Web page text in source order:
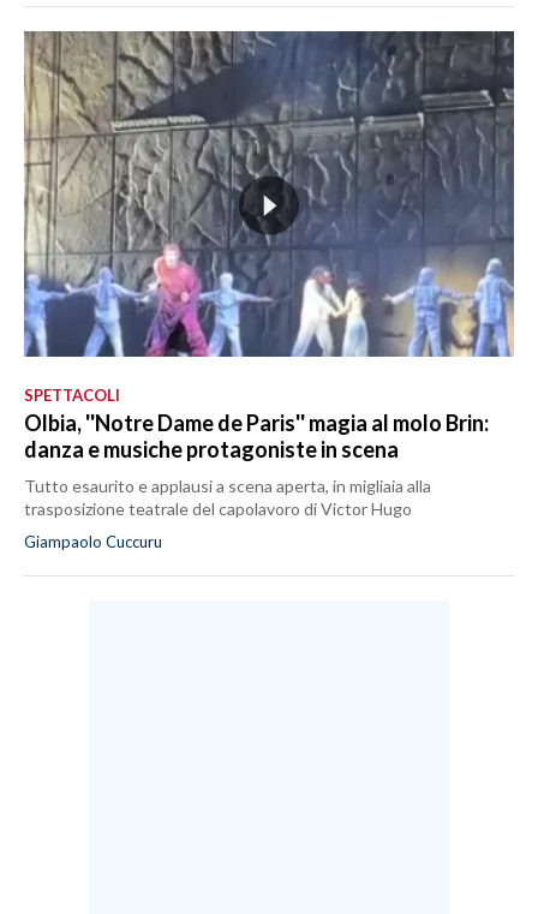
SPETTACOLI
Olbia, ''Notre Dame de Paris'' magia al molo Brin:
danza e musiche protagoniste in scena
Tutto esaurito e applausi a scena aperta, in migliaia alla
trasposizione teatrale del capolavoro di Victor Hugo
Giampaolo Cuccuru